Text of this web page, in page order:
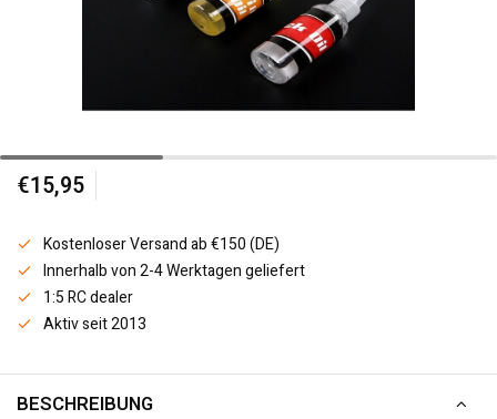
€15,95
Kostenloser Versand ab €150 (DE)
Innerhalb von 2-4 Werktagen geliefert
1:5 RC dealer
Aktiv seit 2013
BESCHREIBUNG